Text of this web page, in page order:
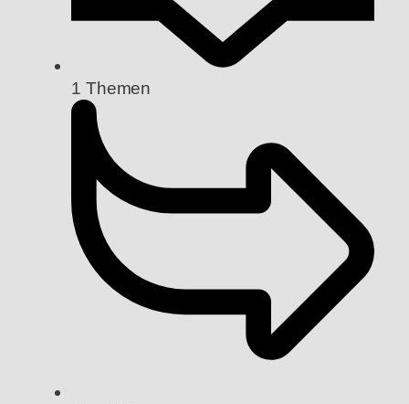
1 Themen